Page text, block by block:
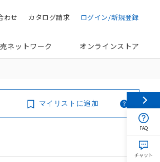
ログイン/新規登録
カタログ請求
わせ
ネットワーク オンラインストア
マイリストに追加
FAQ
チャット